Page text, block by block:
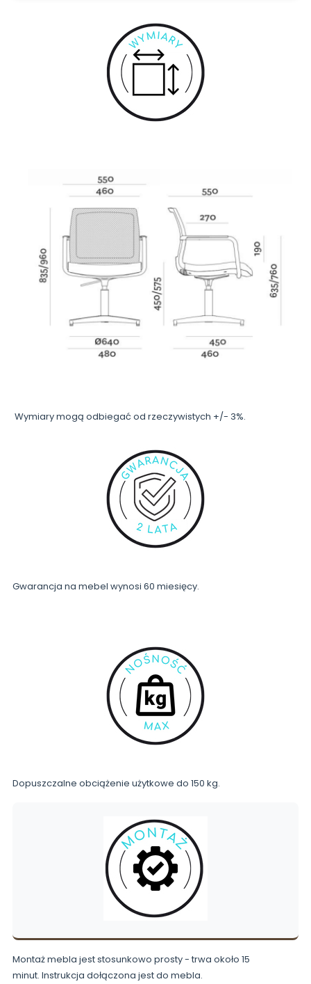
Wymiary mogą odbiegać od rzeczywistych +/- 3%.
Gwarancja na mebel wynosi 60 miesięcy.
Dopuszczalne obciążenie użytkowe do 150 kg.
Montaż mebla jest stosunkowo prosty - trwa około 15
minut. Instrukcja dołączona jest do mebla.